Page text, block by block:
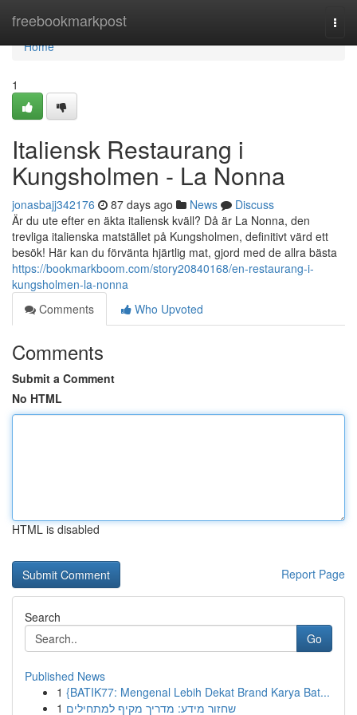
freebookmarkpost
Home
Home
1
Italiensk Restaurang i
Kungsholmen - La Nonna
jonasbajj342176 87 days ago News
Discuss
Är du ute efter en äkta italiensk kväll? Då är La Nonna, den
trevliga italienska matstället på Kungsholmen, definitivt värd ett
besök! Här kan du förvänta hjärtlig mat, gjord med de allra bästa
https://bookmarkboom.com/story20840168/en-restaurang-i-
kungsholmen-la-nonna
Comments
Who Upvoted
Comments
Submit a Comment
No HTML
HTML is disabled
Report Page
Search
Go
Published News
1 {BATIK77: Mengenal Lebih Dekat Brand Karya Bat...
1 שחזור מידע: מדריך מקיף למתחילים